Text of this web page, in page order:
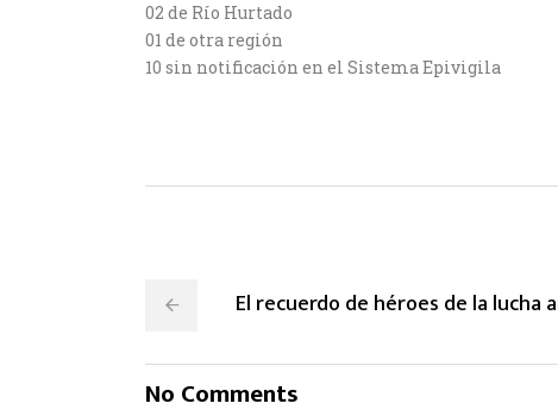
02 de Río Hurtado
01 de otra región
10 sin notificación en el Sistema Epivigila
El recuerdo de héroes de la
No Comments